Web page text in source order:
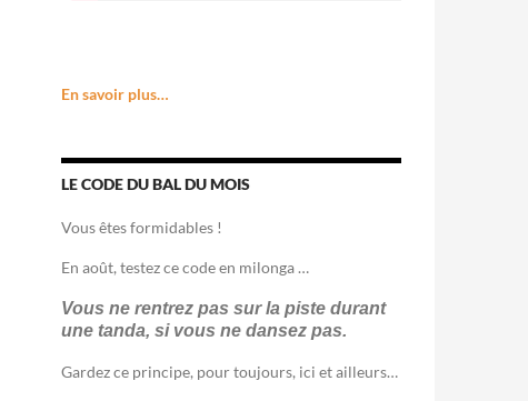
En savoir plus…
LE CODE DU BAL DU MOIS
Vous êtes formidables !
En août, testez ce code en milonga …
Vous ne rentrez pas sur la piste durant
une tanda, si vous ne dansez pas.
Gardez ce principe, pour toujours, ici et ailleurs…